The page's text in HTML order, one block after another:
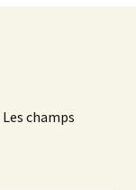
Les champs